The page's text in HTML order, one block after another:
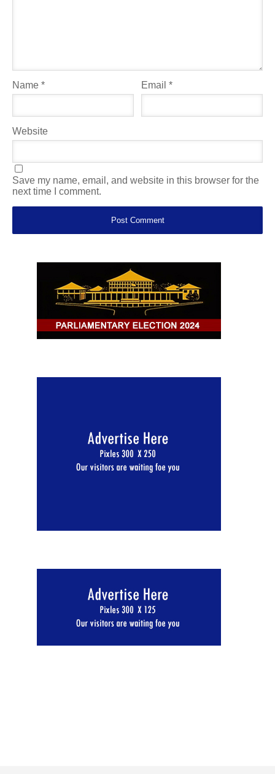
Name * Email*
Website
Save my name, email, and website in this browser for the
next time I comment.